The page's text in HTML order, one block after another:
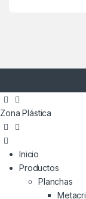
Zona Plástica
Inicio
Productos
Planchas